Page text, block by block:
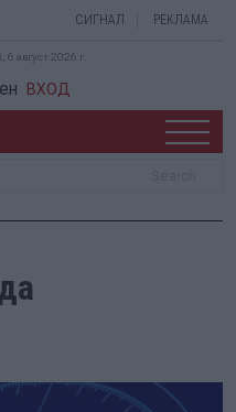
СИГНАЛ РЕКЛАМА
август 2026 г.
ВХОД